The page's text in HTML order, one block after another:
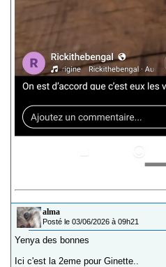
alma
Posté le 03/06/2026 à 09h21
Yenya des bonnes
Ici c'est la 2eme pour Ginette..